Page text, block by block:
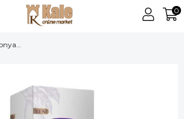
0
Duru Kolonya 400ml Misket Limon Pet Şişe